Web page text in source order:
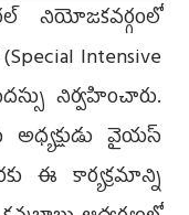
నియోజకవర్గంలో
Intensive
నిర్వహించారు.
వైయ‌స్
ఈ కార్యక్రమాన్ని